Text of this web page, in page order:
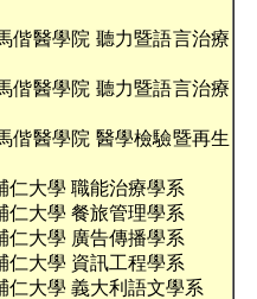
偕醫學院 聽力暨語言治療
偕醫學院 聽力暨語言治療
偕醫學院 醫學檢驗暨再生
仁大學 職能治療學系
仁大學 餐旅管理學系
仁大學 廣告傳播學系
仁大學 資訊工程學系
仁大學 義大利語文學系